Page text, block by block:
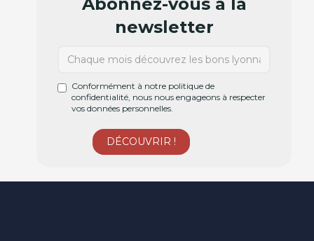
newsletter
Conformément à notre politique de
confidentialité, nous nous engageons à respecter
vos données personnelles.